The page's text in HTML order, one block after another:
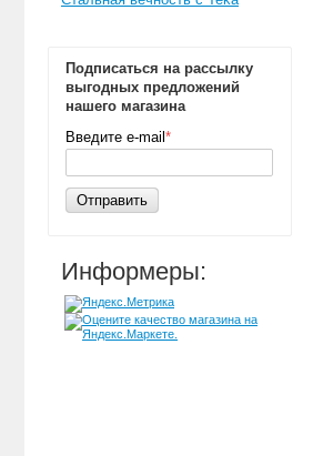
Подписаться на рассылку
выгодных предложений
нашего магазина
Введите e-mail *
Отправить
Информеры: